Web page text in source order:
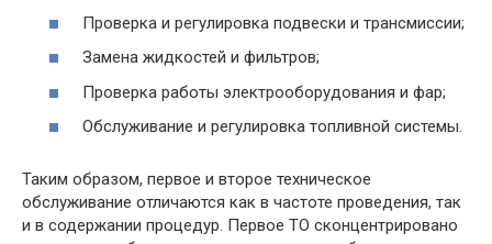
Проверка и регулировка подвески и трансмиссии;
Замена жидкостей и фильтров;
Проверка работы электрооборудования и фар;
Обслуживание и регулировка топливной системы.
Таким образом, первое и второе техническое
обслуживание отличаются как в частоте проведения, так
и в содержании процедур. Первое ТО сконцентрировано